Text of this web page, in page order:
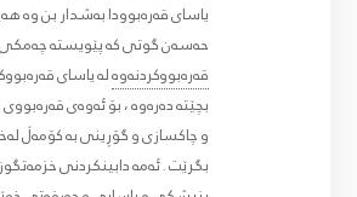
یاسای قەرەبوودا بەشدار بن وە
حەسەن گوتی کە پێویستە چەمکی
قەرەبووکردنەوەلە یاسای
بچێتە دەرەوە ، بۆ ئەوەی
و چاکسازی و گۆڕینی بە کۆمەڵ
بگرێت . ئەمە دابینکردنی